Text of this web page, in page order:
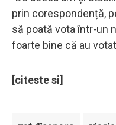
prin corespondență,
să poată vota într-un
foarte bine că au
[citeste si]